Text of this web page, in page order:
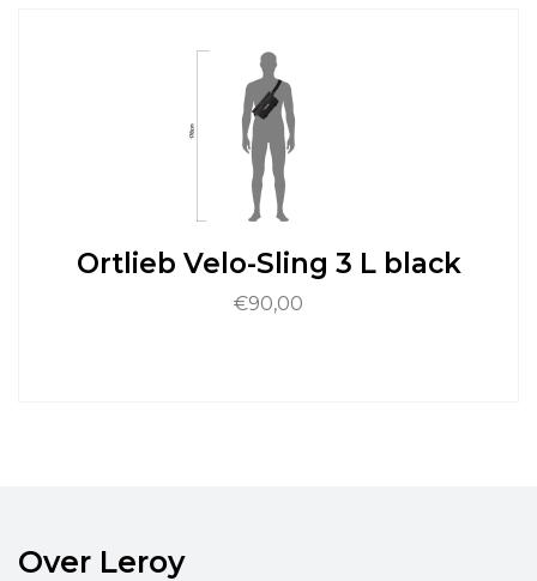
Ortlieb Velo-Sling 3 L black
€90,00
Over Leroy